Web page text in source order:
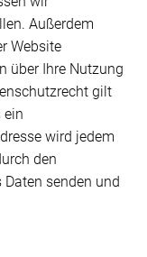
Außerdem
Website
über Ihre Nutzung
gilt
ein
wird jedem
den
senden und